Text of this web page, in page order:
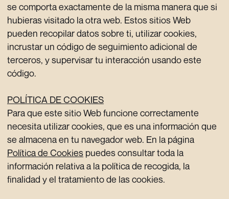
se comporta exactamente de la misma manera que si
hubieras visitado la otra web. Estos sitios Web
pueden recopilar datos sobre ti, utilizar cookies,
incrustar un código de seguimiento adicional de
terceros, y supervisar tu interacción usando este
código.
POLÍTICA DE COOKIES
Para que este sitio Web funcione correctamente
necesita utilizar cookies, que es una información que
se almacena en tu navegador web. En la página
Política de Cookies puedes consultar toda la
información relativa a la política de recogida, la
finalidad y el tratamiento de las cookies.